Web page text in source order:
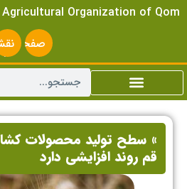
Agricultural Organization of Qom
صفحه
اصلی
» سطح تولید محصولات
قم روند افزایشی دارد